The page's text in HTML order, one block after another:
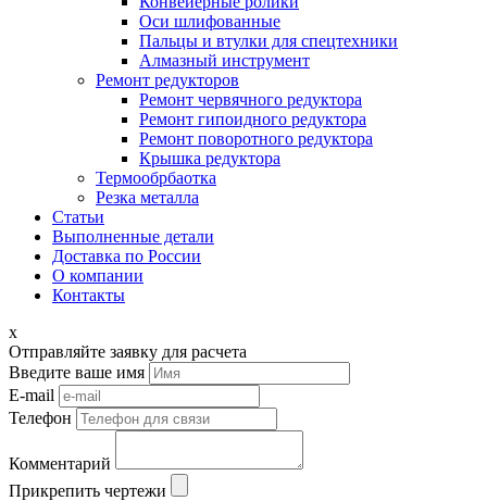
Оси шлифованные
Пальцы и втулки для спецтехники
Алмазный инструмент
Ремонт редукторов
Ремонт червячного редуктора
Ремонт гипоидного редуктора
Ремонт поворотного редуктора
Крышка редуктора
Термообрбаотка
Резка металла
Статьи
Выполненные детали
Доставка по России
О компании
Контакты
x
Отправляйте заявку для расчета
Введите ваше имя
E-mail
Телефон
Комментарий
Прикрепить чертежи